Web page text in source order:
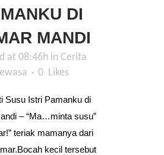
DI
MANDI
at 08:46h in Cerita
0 Likes
Susu Istri Pamanku di
– “Ma…minta susu”
teriak mamanya dari
kecil tersebut